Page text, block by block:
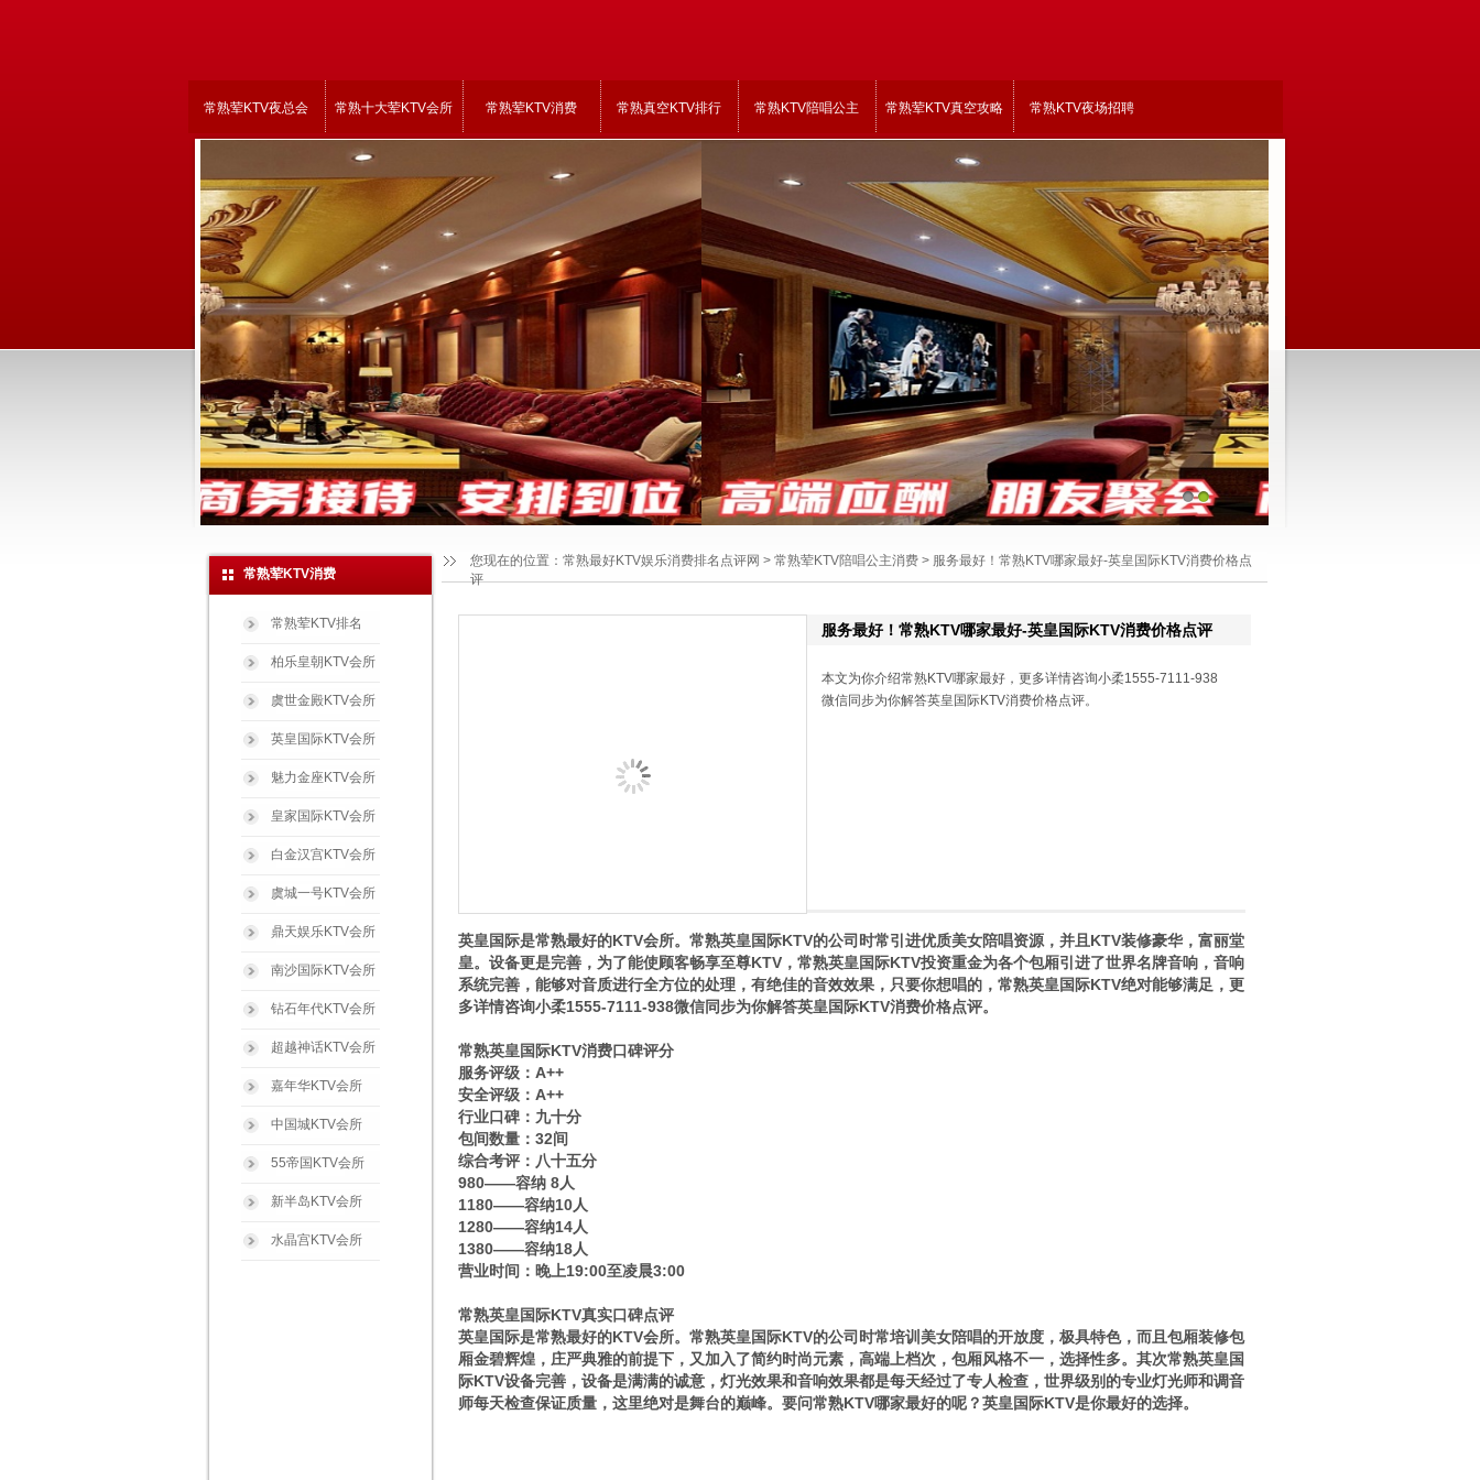
1 2
常熟荤KTV夜总会 常熟十大荤KTV会所 常熟荤KTV消费 常熟真空KTV排行 常熟KTV陪唱公主 常熟荤KTV真空攻略 常熟KTV夜场招聘
常熟荤KTV消费
常熟荤KTV排名
柏乐皇朝KTV会所
虞世金殿KTV会所
英皇国际KTV会所
魅力金座KTV会所
皇家国际KTV会所
白金汉宫KTV会所
虞城一号KTV会所
鼎天娱乐KTV会所
南沙国际KTV会所
钻石年代KTV会所
超越神话KTV会所
嘉年华KTV会所
中国城KTV会所
55帝国KTV会所
新半岛KTV会所
水晶宫KTV会所
您现在的位置： 常熟最好KTV娱乐消费排名点评网 > 常熟荤KTV陪唱公主消费 > 服务最好！常熟KTV哪家最好-英皇国际KTV消费价格点
评
服务最好！常熟KTV哪家最好-英皇国际KTV消费价格点评
本文为你介绍常熟KTV哪家最好，更多详情咨询小柔1555-7111-938
微信同步为你解答英皇国际KTV消费价格点评。
英皇国际是常熟最好的KTV会所。常熟英皇国际KTV的公司时常引进优质美女陪唱资源，并且KTV装修豪华，富丽堂
皇。设备更是完善，为了能使顾客畅享至尊KTV，常熟英皇国际KTV投资重金为各个包厢引进了世界名牌音响，音响
系统完善，能够对音质进行全方位的处理，有绝佳的音效效果，只要你想唱的，常熟英皇国际KTV绝对能够满足，更
多详情咨询小柔1555-7111-938微信同步为你解答英皇国际KTV消费价格点评。
常熟英皇国际KTV消费口碑评分
服务评级：A++
安全评级：A++
行业口碑：九十分
包间数量：32间
综合考评：八十五分
980——容纳 8人
1180——容纳10人
1280——容纳14人
1380——容纳18人
营业时间：晚上19:00至凌晨3:00
常熟英皇国际KTV真实口碑点评
英皇国际是常熟最好的KTV会所。常熟英皇国际KTV的公司时常培训美女陪唱的开放度，极具特色，而且包厢装修包
厢金碧辉煌，庄严典雅的前提下，又加入了简约时尚元素，高端上档次，包厢风格不一，选择性多。其次常熟英皇国
际KTV设备完善，设备是满满的诚意，灯光效果和音响效果都是每天经过了专人检查，世界级别的专业灯光师和调音
师每天检查保证质量，这里绝对是舞台的巅峰。要问常熟KTV哪家最好的呢？英皇国际KTV是你最好的选择。